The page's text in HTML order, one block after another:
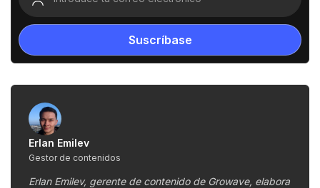
Erlan Emilev
Gestor de contenidos
Erlan Emilev, gerente de contenido de Growave, elabora